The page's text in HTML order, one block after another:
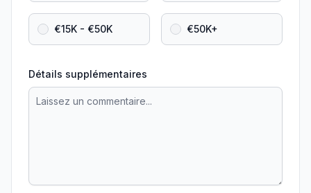
€15K - €50K €50K+
Détails supplémentaires